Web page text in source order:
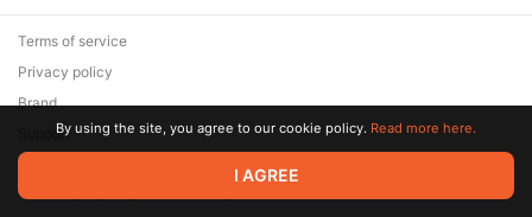
© 2026 Zaya Solutions Limited. All rights reserved. All trademarks
are the property of their respective owners.
Terms of service
Privacy policy
Brand
SupportBy using the site, you agree to our cookie policy. Read more here.
I AGREE